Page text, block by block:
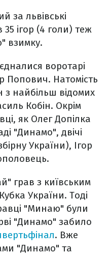
за львівські
ігор (4 голи) теж
взимку.
воротарі
Попович. Натомість
найбільш відомих
Кобін. Окрім
як Олег Допілка
"Динамо", двічі
України), Ігор
грав з київським
України. Тоді
"Минаю" були
"Динамо" забило
. Вже
"Динамо" та